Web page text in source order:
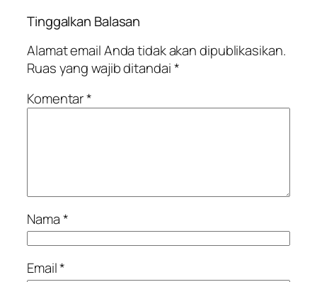
Tinggalkan Balasan
Alamat email Anda tidak akan dipublikasikan.
Ruas yang wajib ditandai*
Komentar*
Nama*
Email*